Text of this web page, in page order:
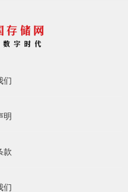
们
明
款
们